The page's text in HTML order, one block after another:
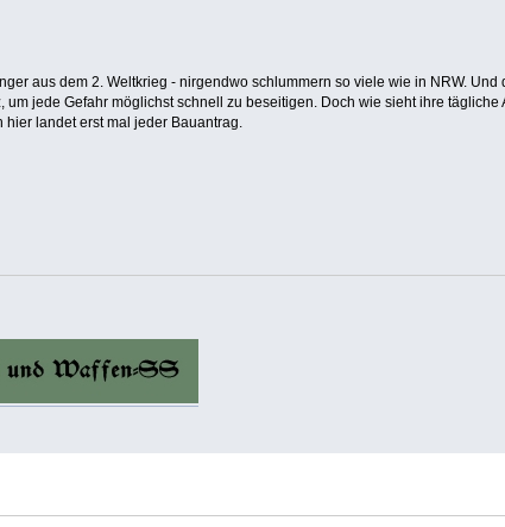
aus dem 2. Weltkrieg - nirgendwo schlummern so viele wie in NRW. Und
um jede Gefahr möglichst schnell zu beseitigen. Doch wie sieht ihre
landet erst mal jeder Bauantrag.